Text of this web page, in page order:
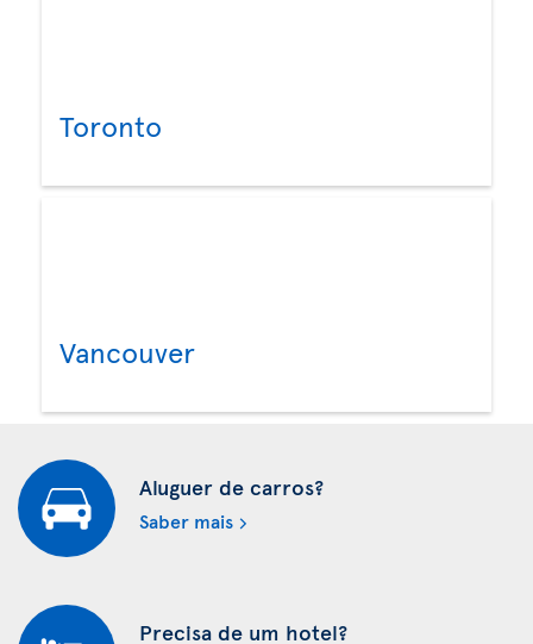
Toronto
Vancouver
Aluguer de carros?
Saber mais
Precisa de um hotel?